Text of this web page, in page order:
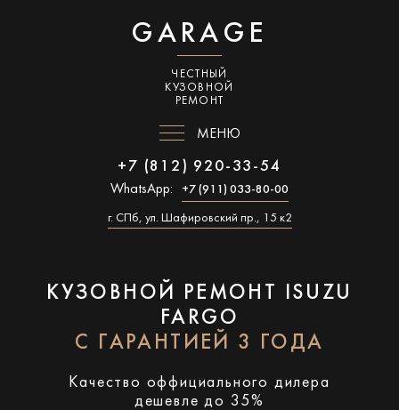
GARAGE
ЧЕСТНЫЙ
КУЗОВНОЙ
РЕМОНТ
МЕНЮ
+7 (812) 920-33-54
WhatsApp: +7 (911) 033-80-00
г. СПб, ул. Шафировский пр., 15 к2
КУЗОВНОЙ РЕМОНТ ISUZU
FARGO
С ГАРАНТИЕЙ 3 ГОДА
Качество оффициального дилера
дешевле до 35%